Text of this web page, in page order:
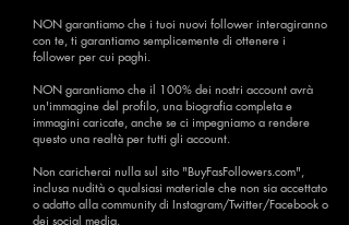
NON garantiamo che i tuoi nuovi follower interagiranno
con te, ti garantiamo semplicemente di ottenere i
follower per cui paghi.
NON garantiamo che il 100% dei nostri account avrà
un'immagine del profilo, una biografia completa e
immagini caricate, anche se ci impegniamo a rendere
questo una realtà per tutti gli account.
Non caricherai nulla sul sito "BuyFasFollowers.com",
inclusa nudità o qualsiasi materiale che non sia accettato
o adatto alla community di Instagram/Twitter/Facebook o
dei social media.